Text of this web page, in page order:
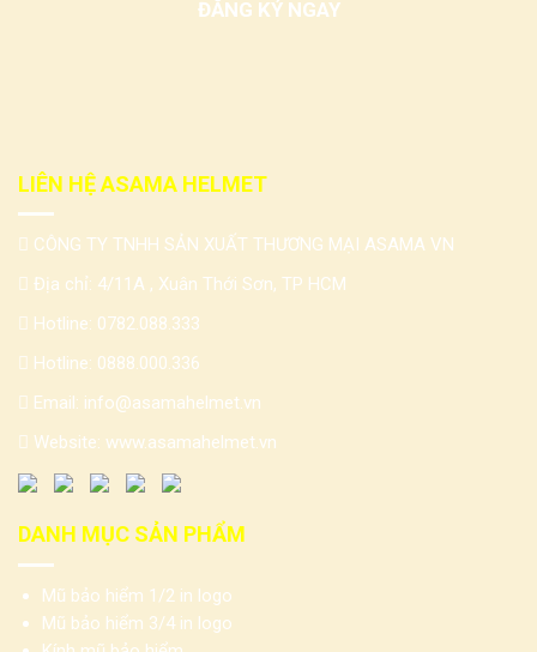
LIÊN HỆ ASAMA HELMET
CÔNG TY TNHH SẢN XUẤT THƯƠNG MẠI ASAMA VN
Địa chỉ: 4/11A , Xuân Thới Sơn, TP HCM
Hotline: 0782.088.333
Hotline: 0888.000.336
Email: info@asamahelmet.vn
Website: www.asamahelmet.vn
DANH MỤC SẢN PHẨM
Mũ bảo hiểm 1/2 in logo
Mũ bảo hiểm 3/4 in logo